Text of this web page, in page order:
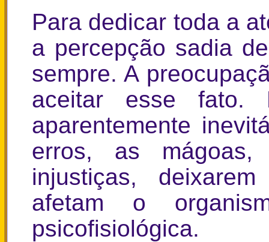
Para dedicar toda a
a percepção sadia
sempre. A
aceitar esse
aparentemente
erros, as
injustiças,
afetam o
psicofisiológica.